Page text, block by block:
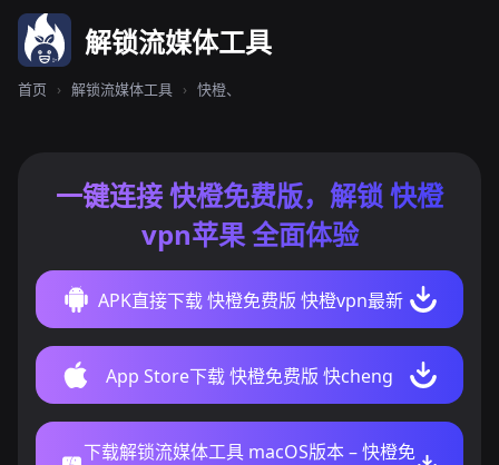
解锁流媒体工具
首页 › 解锁流媒体工具 › 快橙、
一键连接 快橙免费版，解锁 快橙
vpn苹果 全面体验
APK直接下载 快橙免费版 快橙vpn最新
App Store下载 快橙免费版 快cheng
下载解锁流媒体工具 macOS版本 – 快橙免